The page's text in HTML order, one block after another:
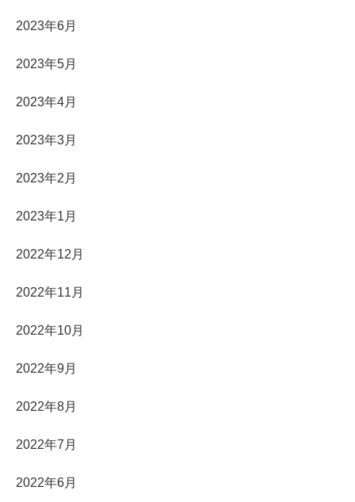
2023年6月
2023年5月
2023年4月
2023年3月
2023年2月
2023年1月
2022年12月
2022年11月
2022年10月
2022年9月
2022年8月
2022年7月
2022年6月